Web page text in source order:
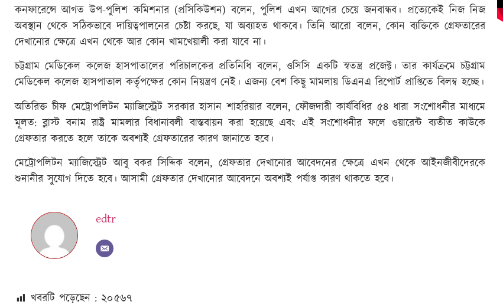
কনফারেন্সে আগত উপ-পুলিশ কমিশনার (প্রসিকিউশন) বলেন, পুলিশ এখন আগের চেয়ে জনবান্ধব। প্রত্যেকেই নিজ নিজ
অবস্থান থেকে সঠিকভাবে দায়িত্বপালনের চেষ্টা করছে, যা অব্যাহত থাকবে। তিনি আরো বলেন, কোন ব্যক্তিকে গ্রেফতারের
দেখানোর ক্ষেত্রে এখন থেকে আর কোন খামখেয়ালী করা যাবে না।
চট্টগ্রাম মেডিকেল কলেজ হাসপাতালের পরিচালকের প্রতিনিধি বলেন, ওসিসি একটি স্বতন্ত্র প্রজেক্ট। তার কার্যক্রমে চট্টগ্রাম
মেডিকেল কলেজ হাসপাতাল কর্তৃপক্ষের কোন নিয়ন্ত্রণ নেই। এজন্য বেশ কিছু মামলায় ডিএনএ রিপোর্ট প্রাপ্তিতে বিলম্ব হচ্ছে।
অতিরিক্ত চীফ মেট্রোপলিটন ম্যাজিস্ট্রেট সরকার হাসান শাহরিয়ার বলেন, ফৌজদারী কার্যবিধির ৫৪ ধারা সংশোধনীর মাধ্যমে
মূলত: ব্লাস্ট বনাম রাষ্ট্র মামলার বিধানাবলী বাস্তবায়ন করা হয়েছে এবং এই সংশোধনীর ফলে ওয়ারেন্ট ব্যতীত কাউকে
গ্রেফতার করতে হলে তাকে অবশ্যই গ্রেফতারের কারণ জানাতে হবে।
মেট্রোপলিটন ম্যাজিস্ট্রেট আবু বকর সিদ্দিক বলেন, গ্রেফতার দেখানোর আবেদনের ক্ষেত্রে এখন থেকে আইনজীবীদেরকে
শুনানীর সুযোগ দিতে হবে। আসামী গ্রেফতার দেখানোর আবেদনে অবশ্যই পর্যাপ্ত কারণ থাকতে হবে।
edtr
খবরটি পড়েছেন : ২০৫৬৭